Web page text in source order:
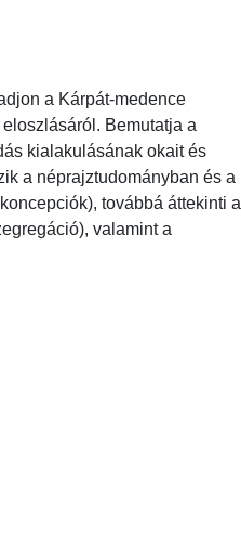
a Kárpát-medence
Bemutatja a
kialakulásának okait és
a néprajztudományban és a
továbbá áttekinti a
valamint a